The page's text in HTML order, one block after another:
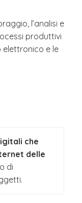
l’analisi e
produttivi
elettronico e le
che
delle
di